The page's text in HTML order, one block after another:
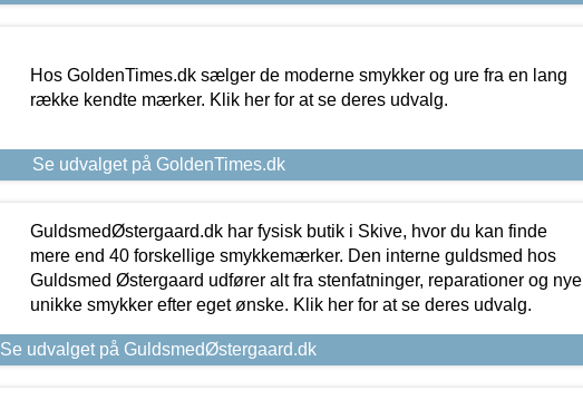
Hos GoldenTimes.dk sælger de moderne smykker og ure fra en lang
række kendte mærker. Klik her for at se deres udvalg.
Se udvalget på GoldenTimes.dk
GuldsmedØstergaard.dk har fysisk butik i Skive, hvor du kan finde
mere end 40 forskellige smykkemærker. Den interne guldsmed hos
Guldsmed Østergaard udfører alt fra stenfatninger, reparationer og nye
unikke smykker efter eget ønske. Klik her for at se deres udvalg.
Se udvalget på GuldsmedØstergaard.dk